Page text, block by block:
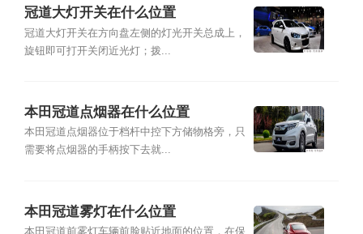
冠道大灯开关在什么位置
冠道大灯开关在方向盘左侧的灯光开关总成上，
旋钮即可打开关闭近光灯；拨...
本田冠道点烟器在什么位置
本田冠道点烟器位于档杆中控下方储物格旁，只
需要将点烟器的手柄按下去就...
本田冠道雾灯在什么位置